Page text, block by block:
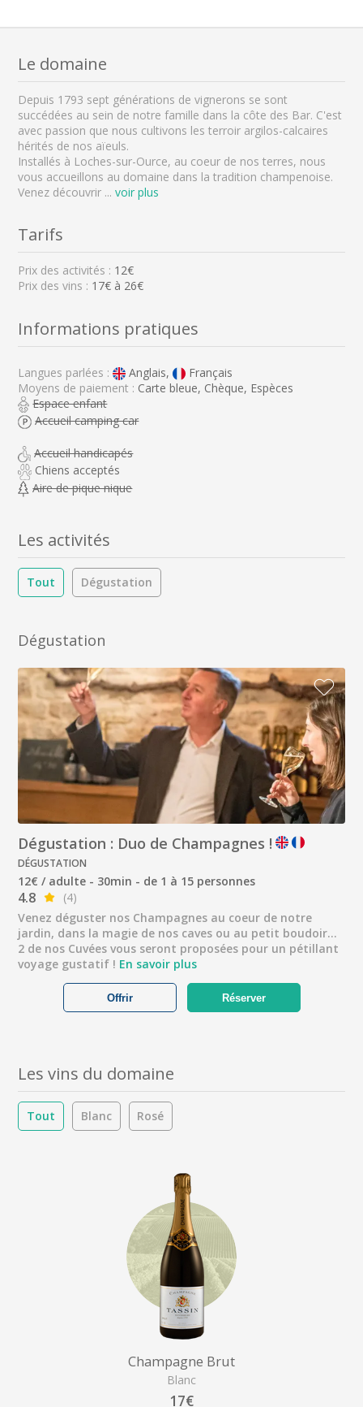
Le domaine
Depuis 1793 sept générations de vignerons se sont
succédées au sein de notre famille dans la côte des Bar. C'est
avec passion que nous cultivons les terroir argilos-calcaires
hérités de nos aïeuls.
Installés à Loches-sur-Ource, au coeur de nos terres, nous
vous accueillons au domaine dans la tradition champenoise.
Venez découvrir ... voir plus
Tarifs
Prix des activités : 12€
Prix des vins : 17€ à 26€
Informations pratiques
Langues parlées : Anglais,
Français
Moyens de paiement : Carte bleue, Chèque, Espèces
Espace enfant
Accueil camping car
Accueil handicapés
Chiens acceptés
Aire de pique nique
Les activités
Tout Dégustation
Dégustation
Dégustation : Duo de Champagnes !
DÉGUSTATION
12€ / adulte - 30min - de 1 à 15 personnes
4.8
(4)
Venez déguster nos Champagnes au coeur de notre
jardin, dans la magie de nos caves ou au petit boudoir...
2 de nos Cuvées vous seront proposées pour un pétillant
voyage gustatif ! En savoir plus
Réserver
Offrir
Les vins du domaine
Tout Blanc Rosé
Champagne Brut
Blanc
17€